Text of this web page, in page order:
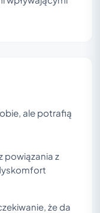
ale potrafią
powiązania z
że da